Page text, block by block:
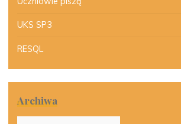
UKS SP3
RESQL
Archiwa